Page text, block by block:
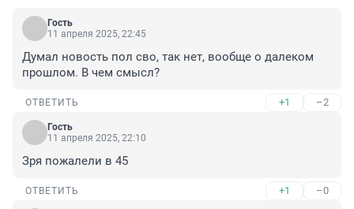
Гость
11 апреля 2025, 22:45
Думал новость пол сво, так нет, вообще о далеком
прошлом. В чем смысл?
ОТВЕТИТЬ +1 –2
Гость
11 апреля 2025, 22:10
Зря пожалели в 45
ОТВЕТИТЬ +1 –0